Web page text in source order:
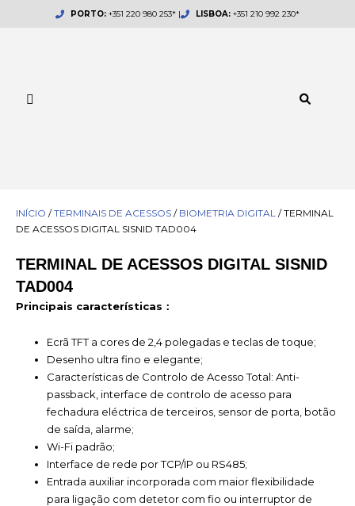
PORTO: +351 220 980 253* | LISBOA:+351 210 992 230*
INÍCIO /TERMINAIS DE ACESSOS / BIOMETRIA DIGITAL / TERMINAL
DE ACESSOS DIGITAL SISNID TAD004
TERMINAL DE ACESSOS DIGITAL SISNID
TAD004
Principais características：
Ecrã TFT a cores de 2,4 polegadas e teclas de toque;
Desenho ultra fino e elegante;
Características de Controlo de Acesso Total: Anti-
passback, interface de controlo de acesso para
fechadura eléctrica de terceiros, sensor de porta, botão
de saída, alarme;
Wi-Fi padrão;
Interface de rede por TCP/IP ou RS485;
Entrada auxiliar incorporada com maior flexibilidade
para ligação com detetor com fio ou interruptor de